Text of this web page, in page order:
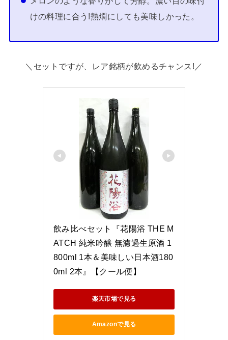
けの料理に合う!熱燗にしても美味しかった。
＼セットですが、レア銘柄が飲めるチャンス!／
飲み比べセット『花陽浴 THE M
ATCH 純米吟醸 無濾過生原酒 1
800ml 1本＆美味しい日本酒180
0ml 2本』【クール便】
楽天市場で見る
Amazonで見る